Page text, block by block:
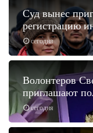
сегодня
Суд вынес
регистрацию
сегодня
Волонтеров
приглашают